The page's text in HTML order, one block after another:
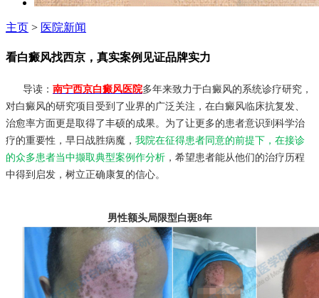
主页 > 医院新闻
看白癜风找西京，真实案例见证品牌实力
导读： 南宁西京白癜风医院多年来致力于白癜风的系统诊疗研究，
对白癜风的研究项目受到了业界的广泛关注，在白癜风临床抗复发、
治愈率方面更是取得了丰硕的成果。为了让更多的患者意识到科学治
疗的重要性，早日战胜病魔， 我院在征得患者同意的前提下，在接诊
的众多患者当中撷取典型案例作分析 ，希望患者能从他们的治疗历程
中得到启发，树立正确康复的信心。
男性额头局限型白斑8年